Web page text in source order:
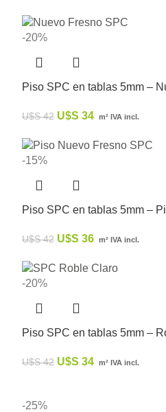
-20%
Piso SPC en tablas 5mm –
U$S42 U$S 34 m² IVA incl.
-15%
Piso SPC en tablas 5mm –
U$S42 U$S 36 m² IVA incl.
-20%
Piso SPC en tablas 5mm –
U$S42 U$S 34 m² IVA incl.
-25%